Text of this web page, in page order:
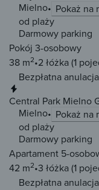
Mielno
Pokaż na
od plaży
Darmowy parking
Pokój 3-osobowy
38 m2 2 łóżka(1
Bezpłatna anulacja
Central Park Mielno
Mielno
Pokaż na
od plaży
Darmowy parking
Apartament 5-
42 m2 3 łóżka(1
Bezpłatna anulacja